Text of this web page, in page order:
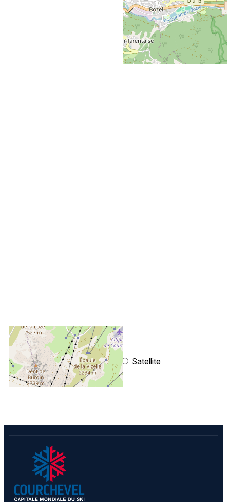
−
OpenStreetMap
Streets
Satellite
Leaflet |©OpenStreetMap